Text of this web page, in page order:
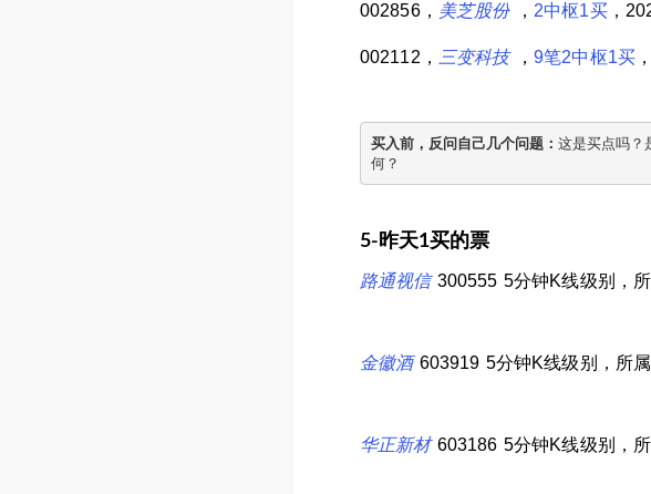
002856， 美芝股份 ， 2中枢1买，
002112， 三变科技 ， 9笔2中枢1买
买入前，反问自己几个问题：这是买点吗？
何？
5-昨天1买的票
路通视信 300555 5分钟K线级别，所
金徽酒 603919 5分钟K线级别，所属
华正新材 603186 5分钟K线级别，所